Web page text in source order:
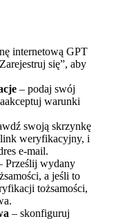
internetową GPT
się”, aby
– podaj swój
warunki
swoją skrzynkę
weryfikacyjny, i
e-mail.
Prześlij wydany
a jeśli to
tożsamości,
– skonfiguruj